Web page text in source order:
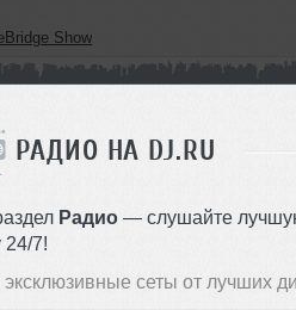
РАДИО НА DJ.RU
Радио — слушайте
24/7!
сеты от лучших
Show
126